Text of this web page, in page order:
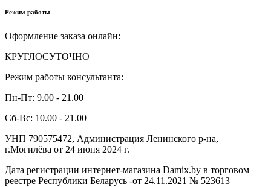
Режим работы
Оформление заказа онлайн:
КРУГЛОСУТОЧНО
Режим работы консультанта:
Пн-Пт: 9.00 - 21.00
Сб-Вс: 10.00 - 21.00
УНП 790575472, Администрация Ленинского р-на,
г.Могилёва от 24 июня 2024 г.
Дата регистрации интернет-магазина Damix.by в торговом
реестре Республики Беларусь -от 24.11.2021 № 523613